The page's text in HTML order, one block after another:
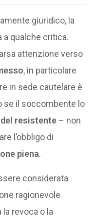
giuridico, la
a qualche critica.
attenzione verso
, in particolare
in sede cautelare è
se il soccombente lo
resistente – non
l’obbligo di
piena.
considerata
ragionevole
la revoca o la